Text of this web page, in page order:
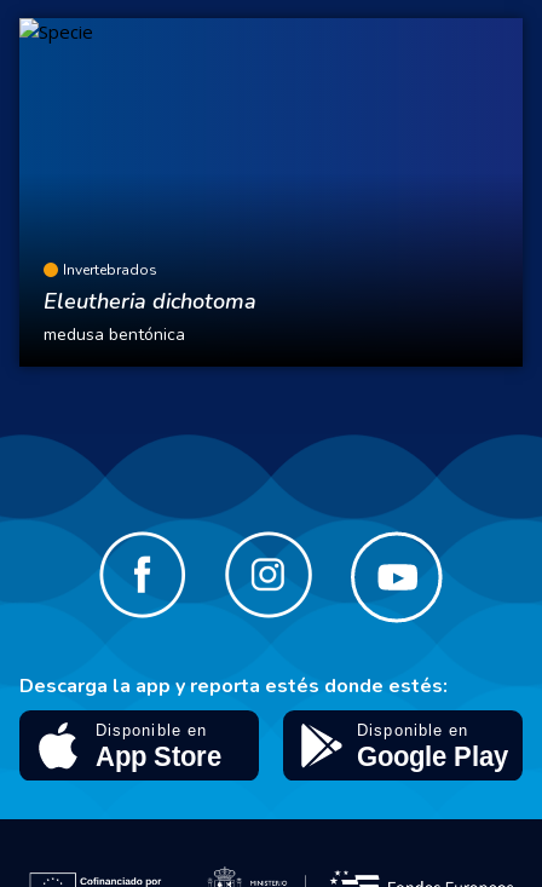
Invertebrados
Eleutheria dichotoma
medusa bentónica
Descarga la app y reporta estés donde estés: